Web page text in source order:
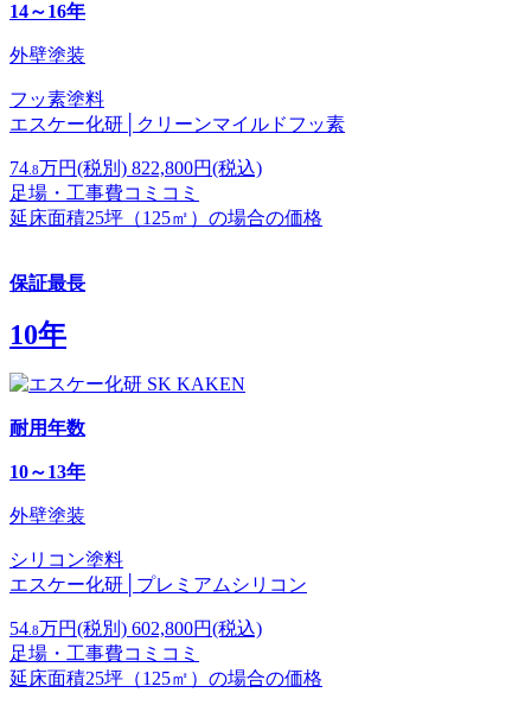
14～16年
外壁塗装
フッ素塗料
エスケー化研│クリーンマイルドフッ素
74.8 万円(税別) 822,800円(税込)
足場・工事費コミコミ
延床面積25坪（125㎡）の場合の価格
保証最長
10年
耐用年数
10～13年
外壁塗装
シリコン塗料
エスケー化研│プレミアムシリコン
54.8 万円(税別) 602,800円(税込)
足場・工事費コミコミ
延床面積25坪（125㎡）の場合の価格